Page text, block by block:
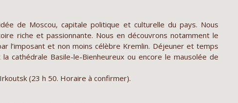
de Moscou, capitale politique et culturelle du pays. Nous
riche et passionnante. Nous en découvrons notamment le
l’imposant et non moins célèbre Kremlin. Déjeuner et temps
cathédrale Basile-le-Bienheureux ou encore le mausolée de
(23 h 50. Horaire à confirmer).